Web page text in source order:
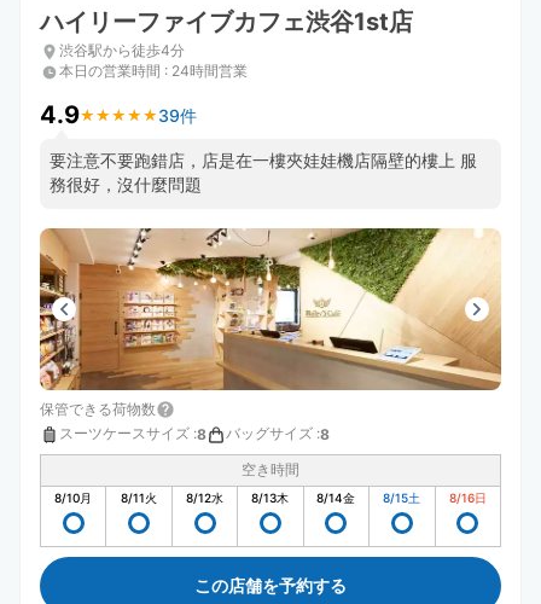
ハイリーファイブカフェ渋谷1st店
渋谷駅から徒歩4分
本日の営業時間 : 24時間営業
4.9★ ★ ★ ★ ★
★ ★ ★ ★ ★ 39件
要注意不要跑錯店，店是在一樓夾娃娃機店隔壁的樓上 服
務很好，沒什麼問題
保管できる荷物数
スーツケースサイズ :8 バッグサイズ :8
空き時間
8/10月 8/11火 8/12水 8/13木 8/14金 8/15土 8/16日
この店舗を予約する